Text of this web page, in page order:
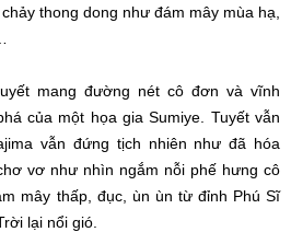
thong dong như đám mây mùa hạ
mang đường nét cô đơn và vĩnh
của một họa gia Sumiye. Tuyết vẫn
vẫn đứng tịch nhiên như đã hóa
vơ như nhìn ngắm nỗi phế hưng cô
mây thấp, đục, ùn ùn từ đỉnh Phú Sĩ
lại nổi gió.